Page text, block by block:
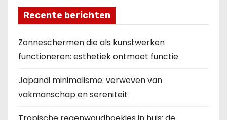
Recente berichten
Zonneschermen die als kunstwerken
functioneren: esthetiek ontmoet functie
Japandi minimalisme: verweven van
vakmanschap en sereniteit